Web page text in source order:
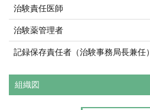
治験責任医師
治験薬管理者
記録保存責任者（治験事務局長兼任）
組織図